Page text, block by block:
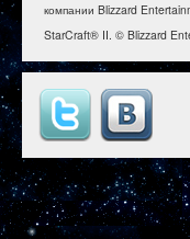
компании Blizzard
StarCraft® II. © Blizzard